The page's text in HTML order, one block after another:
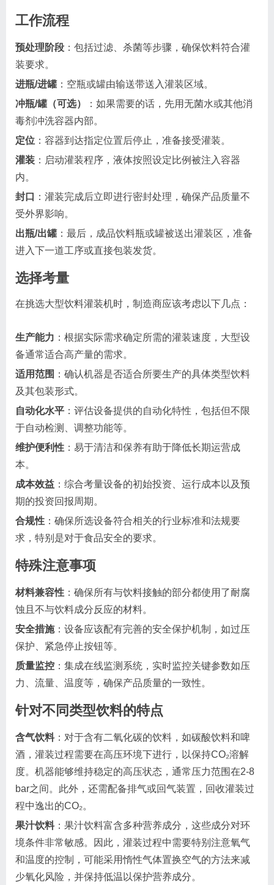
工作流程
预处理阶段 ：包括过滤、杀菌等步骤，确保饮料符合灌
装要求。
进瓶/进罐：空瓶或罐由输送带送入灌装区域。
冲瓶/罐（可选）
：如果需要的话，先用无菌水或其他消
毒剂冲洗容器内部。
定位 ：容器到达指定位置后停止，准备接受灌装。
灌装 ：启动灌装程序，液体按照设定比例被注入容器
内。
封口
：灌装完成后立即进行密封处理，确保产品质量不
受外界影响。
出瓶/出罐：最后，成品饮料瓶或罐被送出灌装区，准备
进入下一道工序或直接包装发货。
选择考量
在挑选大型饮料灌装机时，制造商应该考虑以下几点：
生产能力 ：根据实际需求确定所需的灌装速度，大型设
备通常适合高产量的需求。
适用范围 ：确认机器是否适合所要生产的具体类型饮料
及其包装形式。
自动化水平 ：评估设备提供的自动化特性，包括但不限
于自动检测、调整功能等。
维护便利性 ：易于清洁和保养有助于降低长期运营成
本。
成本效益 ：综合考量设备的初始投资、运行成本以及预
期的投资回报周期。
合规性 ：确保所选设备符合相关的行业标准和法规要
求，特别是对于食品安全的要求。
特殊注意事项
材料兼容性 ：确保所有与饮料接触的部分都使用了耐腐
蚀且不与饮料成分反应的材料。
安全措施：设备应该配有完善的安全保护机制，如过压
保护、紧急停止按钮等。
质量监控 ：集成在线监测系统，实时监控关键参数如压
力、流量、温度等，确保产品质量的一致性。
针对不同类型饮料的特点
含气饮料：对于含有二氧化碳的饮料，如碳酸饮料和啤
酒，灌装过程需要在高压环境下进行，以保持CO₂溶解
度。机器能够维持稳定的高压状态，通常压力范围在2-8
bar之间。此外，还需配备排气或回气装置，回收灌装过
程中逸出的CO₂。
果汁饮料：果汁饮料富含多种营养成分，这些成分对环
境条件非常敏感。因此，灌装过程中需要特别注意氧气
和温度的控制，可能采用惰性气体置换空气的方法来减
少氧化风险，并保持低温以保护营养成分。